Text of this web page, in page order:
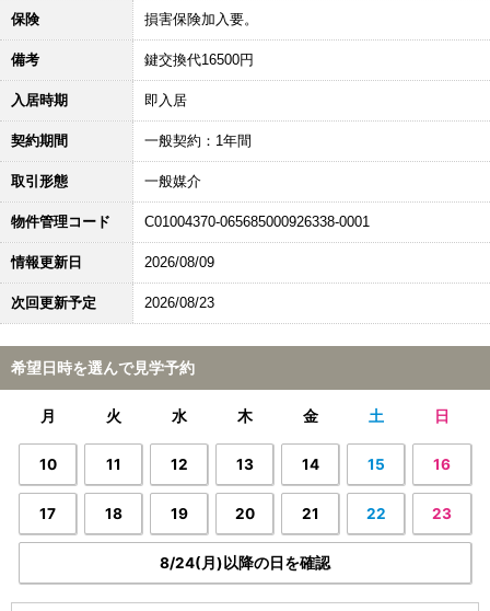
保険 損害保険加入要。
備考 鍵交換代16500円
入居時期 即入居
契約期間 一般契約：1年間
取引形態 一般媒介
物件管理コード C01004370-065685000926338-0001
情報更新日 2026/08/09
次回更新予定 2026/08/23
希望日時を選んで見学予約
月 火 水 木 金 土 日
10 11 12 13 14 15 16
17 18 19 20 21 22 23
8/24(月)以降の日を確認